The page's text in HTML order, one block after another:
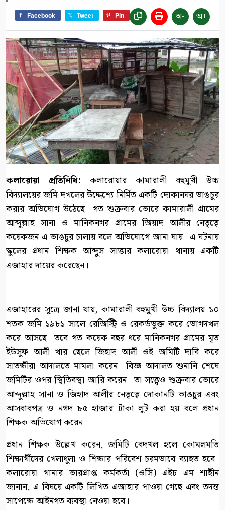
Facebook Tweet Pin অ- অ+
কলারোয়া প্রতিনিধি: কলারোয়ার কামারালী বহুমুখী উচ্চ
বিদ্যালয়ের জমি দখলের উদ্দেশ্যে নির্মিত একটি দোকানঘর ভাঙচুর
করার অভিযোগ উঠেছে। গত শুক্রবার ভোরে কামারালী গ্রামের
আব্দুল্লাহ সানা ও মানিকনগর গ্রামের জিয়াদ আলীর নেতৃত্বে
কয়েকজন এ ভাঙচুর চালায় বলে অভিযোগে জানা যায়। এ ঘটনায়
স্কুলের প্রধান শিক্ষক আব্দুস সাত্তার কলারোয়া থানায় একটি
এজাহার দায়ের করেছেন।
এজাহারের সূত্রে জানা যায়, কামারালী বহুমুখী উচ্চ বিদ্যালয় ১০
শতক জমি ১৯৮১ সালে রেজিস্ট্রি ও রেকর্ডভুক্ত করে ভোগদখল
করে আসছে। তবে গত কয়েক বছর ধরে মানিকনগর গ্রামের মৃত
ইউসুফ আলী খার ছেলে জিহাদ আলী ওই জমিটি দাবি করে
সাতক্ষীরা আদালতে মামলা করেন। বিজ্ঞ আদালত শুনানি শেষে
জমিটির ওপর স্থিতিবস্থা জারি করেন। তা সত্ত্বেও শুক্রবার ভোরে
আব্দুল্লাহ সানা ও জিহাদ আলীর নেতৃত্বে দোকানটি ভাঙচুর এবং
আসবাবপত্র ও নগদ ৮৫ হাজার টাকা লুট করা হয় বলে প্রধান
শিক্ষক অভিযোগ করেন।
প্রধান শিক্ষক উল্লেখ করেন, জমিটি বেদখল হলে কোমলমতি
শিক্ষার্থীদের খেলাধুলা ও শিক্ষার পরিবেশ চরমভাবে ব্যাহত হবে।
কলারোয়া থানার ভারপ্রাপ্ত কর্মকর্তা (ওসি) এইচ এম শাহীন
জানান, এ বিষয়ে একটি লিখিত এজাহার পাওয়া গেছে এবং তদন্ত
সাপেক্ষে আইনগত ব্যবস্থা নেওয়া হবে।